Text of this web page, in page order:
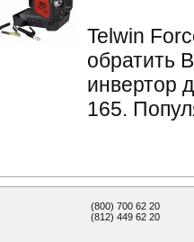
Telwin
обратить
инвертор
165.
(800) 700 62 20
(812) 449 62 20